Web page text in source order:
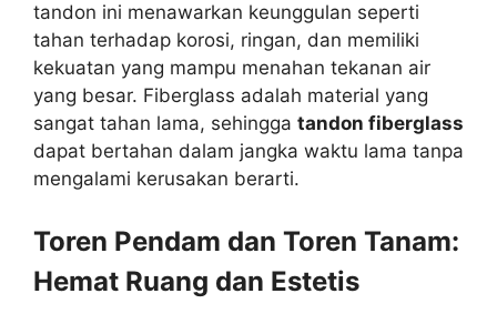
tandon ini menawarkan keunggulan seperti
tahan terhadap korosi, ringan, dan memiliki
kekuatan yang mampu menahan tekanan air
yang besar. Fiberglass adalah material yang
sangat tahan lama, sehingga tandon fiberglass
dapat bertahan dalam jangka waktu lama tanpa
mengalami kerusakan berarti.
Toren Pendam dan Toren Tanam:
Hemat Ruang dan Estetis